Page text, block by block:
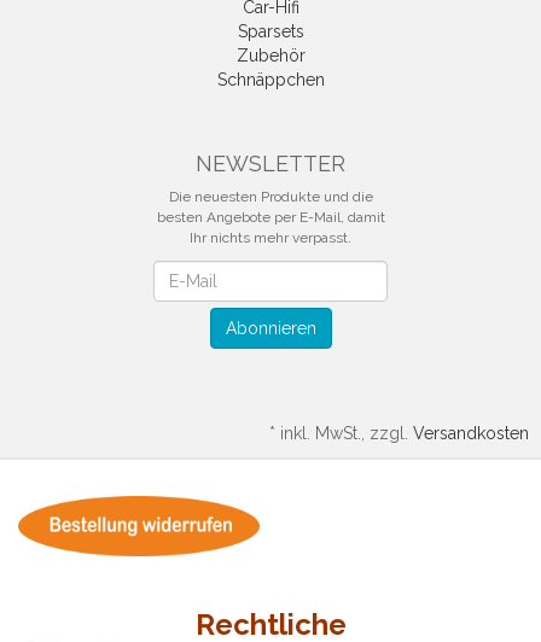
Car-Hifi
Sparsets
Zubehör
Schnäppchen
NEWSLETTER
Die neuesten Produkte und die
besten Angebote per E-Mail, damit
Ihr nichts mehr verpasst.
Abonnieren
* inkl. MwSt., zzgl. Versandkosten
Rechtliche